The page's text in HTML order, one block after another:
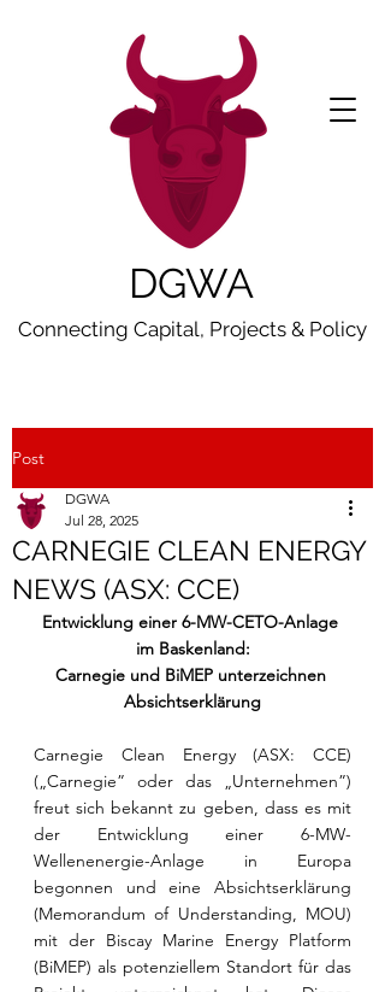
DGWA
Connecting Capital, Projects & Policy
Post
CARNEGIE CLEAN ENERGY
NEWS (ASX: CCE)
DGWA
Jul 28, 2025
Entwicklung einer 6-MW-CETO-Anlage
im Baskenland:
Carnegie und BiMEP unterzeichnen
Absichtserklärung
Carnegie Clean Energy (ASX: CCE)
(„Carnegie” oder das „Unternehmen”)
freut sich bekannt zu geben, dass es mit
der Entwicklung einer 6-MW-
Wellenenergie-Anlage in Europa
begonnen und eine Absichtserklärung
(Memorandum of Understanding, MOU)
mit der Biscay Marine Energy Platform
(BiMEP) als potenziellem Standort für das